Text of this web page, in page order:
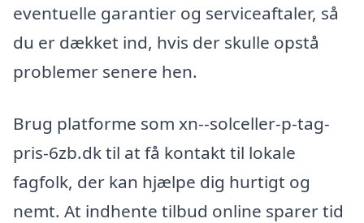
eventuelle garantier og serviceaftaler, så
du er dækket ind, hvis der skulle opstå
problemer senere hen.
Brug platforme som xn--solceller-p-tag-
pris-6zb.dk til at få kontakt til lokale
fagfolk, der kan hjælpe dig hurtigt og
nemt. At indhente tilbud online sparer tid